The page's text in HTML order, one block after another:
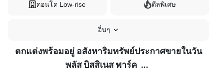
คอนโด Low-rise ดีลพิเศษ
อื่นๆ
ตกแต่งพร้อมอยู่ อสังหาริมทรัพย์ประกาศขายในวัน
พลัส บิสสิเนส พาร์ค ...